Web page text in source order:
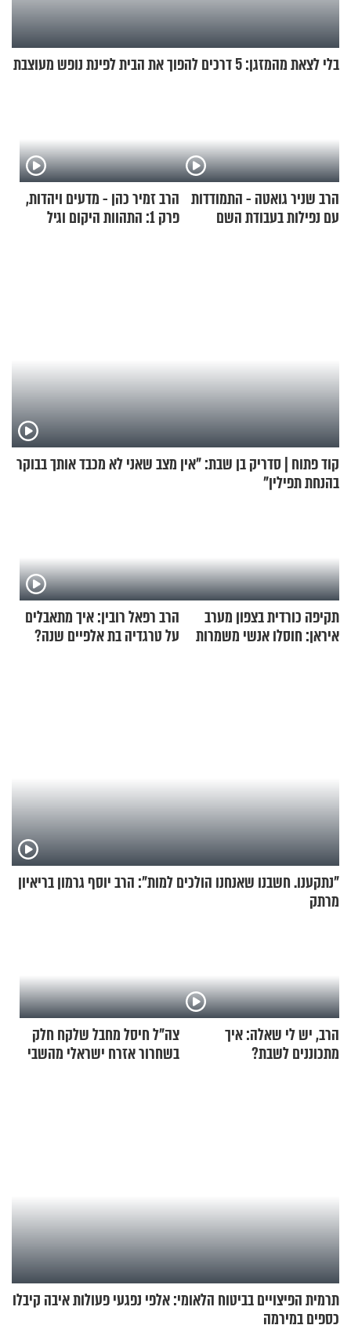
בלי לצאת מהמזגן: 5 דרכים להפוך את הבית לפינת נופש מעוצבת
הרב שניר גואטה - התמודדות
עם נפילות בעבודת השם
הרב זמיר כהן - מדעים ויהדות,
פרק 1: התהוות היקום וגיל
קוד פתוח | סדריק בן שבת: "אין מצב שאני לא מכבד אותך בבוקר
בהנחת תפילין"
תקיפה כורדית בצפון מערב
איראן: חוסלו אנשי משמרות
הרב רפאל רובין: איך מתאבלים
על טרגדיה בת אלפיים שנה?
"נתקענו. חשבנו שאנחנו הולכים למות": הרב יוסף גרמון בריאיון
מרתק
הרב, יש לי שאלה: איך
מתכוננים לשבת?
צה"ל חיסל מחבל שלקח חלק
בשחרור אזרח ישראלי מהשבי
תרמית הפיצויים בביטוח הלאומי: אלפי נפגעי פעולות איבה קיבלו
כספים במירמה